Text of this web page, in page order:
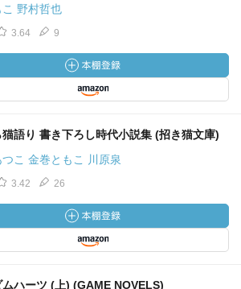
野村哲也
3.64 9
語り 書き下ろし時代小説集 (招き猫文庫)
こ 金巻ともこ 川原泉
3.42 26
ムハーツ (上) (GAME NOVELS)